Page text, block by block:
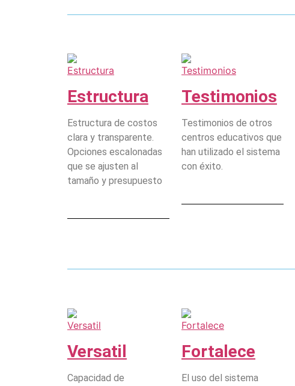
Estructura
Estructura de costos
clara y transparente.
Opciones escalonadas
que se ajusten al
tamaño y presupuesto
Testimonios
Testimonios de otros
centros educativos que
han utilizado el sistema
con éxito.
Versatil
Capacidad de
Fortalece
El uso del sistema